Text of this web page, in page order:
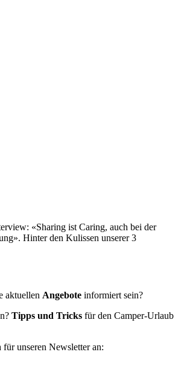
«Sharing ist Caring, auch bei der
Hinter den Kulissen unserer 3
aktuellen Angebote informiert sein?
Tipps und Tricks für den Camper-Urlaub
unseren Newsletter an: